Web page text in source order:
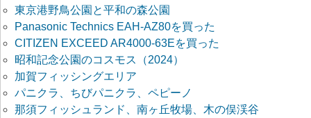
東京港野鳥公園と平和の森公園
Panasonic Technics EAH-AZ80を買った
CITIZEN EXCEED AR4000-63Eを買った
昭和記念公園のコスモス（2024）
加賀フィッシングエリア
パニクラ、ちびパニクラ、ペピーノ
那須フィッシュランド、南ヶ丘牧場、木の俣渓谷